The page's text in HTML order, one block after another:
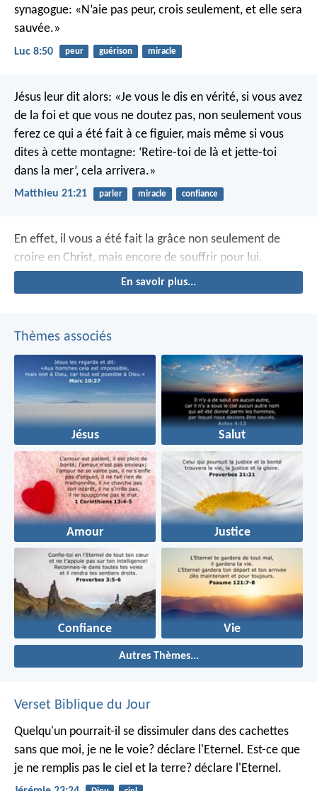
synagogue: «N’aie pas peur, crois seulement, et elle sera
sauvée.»
Luc 8:50 peur guérison miracle
Jésus leur dit alors: «Je vous le dis en vérité, si vous avez
de la foi et que vous ne doutez pas, non seulement vous
ferez ce qui a été fait à ce figuier, mais même si vous
dites à cette montagne: ‘Retire-toi de là et jette-toi
dans la mer’, cela arrivera.»
Matthieu 21:21 parler miracle confiance
En effet, il vous a été fait la grâce non seulement de
croire en Christ, mais encore de souffrir pour lui.
En savoir plus...
Thèmes associés
Jésus Salut
Amour Justice
Confiance Vie
Autres Thèmes...
Verset Biblique du Jour
Quelqu'un pourrait-il se dissimuler dans des cachettes
sans que moi, je ne le voie? déclare l'Eternel. Est-ce que
je ne remplis pas le ciel et la terre? déclare l'Eternel.